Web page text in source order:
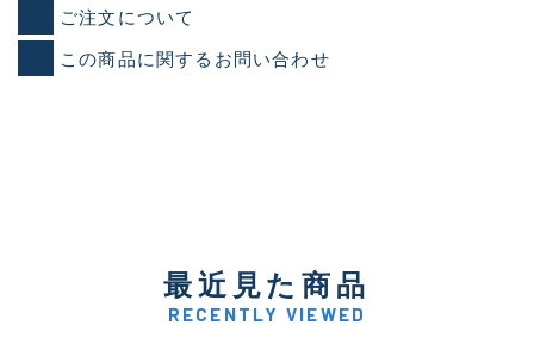
ご注文について
この商品に関するお問い合わせ
最近見た商品
RECENTLY VIEWED